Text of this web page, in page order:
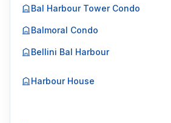
Bal Harbour Tower Condo
Balmoral Condo
Bellini Bal Harbour
Harbour House